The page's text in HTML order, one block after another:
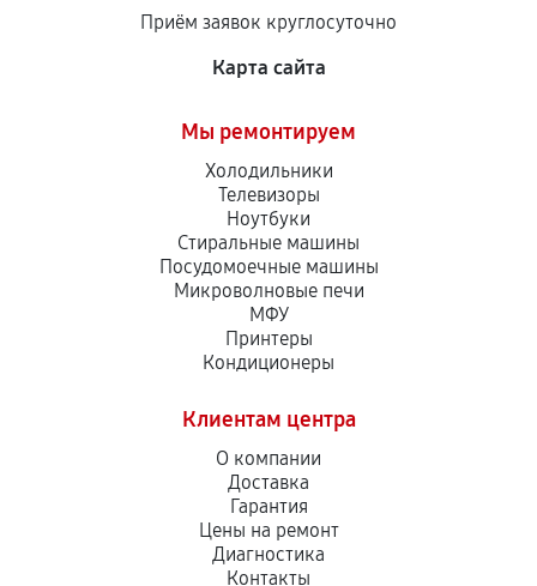
Приём заявок круглосуточно
Карта сайта
Мы ремонтируем
Холодильники
Телевизоры
Ноутбуки
Стиральные машины
Посудомоечные машины
Микроволновые печи
МФУ
Принтеры
Кондиционеры
Клиентам центра
О компании
Доставка
Гарантия
Цены на ремонт
Диагностика
Контакты